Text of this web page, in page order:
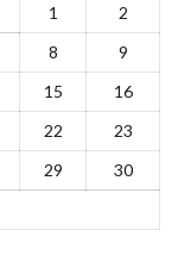
1
2
8
9
15
16
22
23
29
30